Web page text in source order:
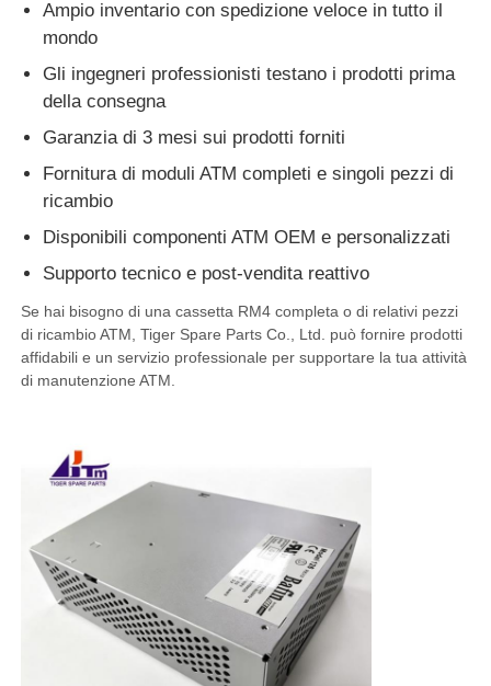
Accettatore di banconote
Sortitore di banconote
contatore della fattura
Stampante della carta
macchina POS
Bancomat
Riciclatore di monete
Ampio inventario con spedizione veloce in tutto il
mondo
Gli ingegneri professionisti testano i prodotti prima
della consegna
Garanzia di 3 mesi sui prodotti forniti
Fornitura di moduli ATM completi e singoli pezzi di
ricambio
Disponibili componenti ATM OEM e personalizzati
Supporto tecnico e post-vendita reattivo
Se hai bisogno di una cassetta RM4 completa o di relativi pezzi
di ricambio ATM, Tiger Spare Parts Co., Ltd. può fornire prodotti
affidabili e un servizio professionale per supportare la tua attività
di manutenzione ATM.